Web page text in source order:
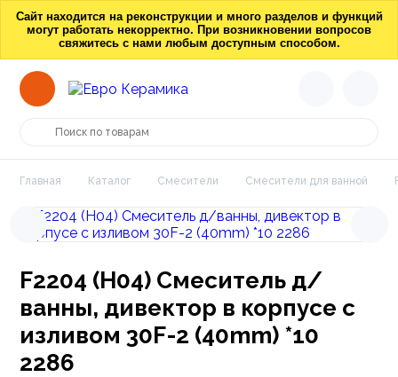
Сайт находится на реконструкции и много разделов и функций
могут работать некорректно. При возникновении вопросов
свяжитесь с нами любым доступным способом.
Главная Каталог Смесители Смесители для ванной
F2204 (Н04) Смеситель д/
ванны, дивектор в корпусе с
изливом 30F-2 (40mm) *10
2286